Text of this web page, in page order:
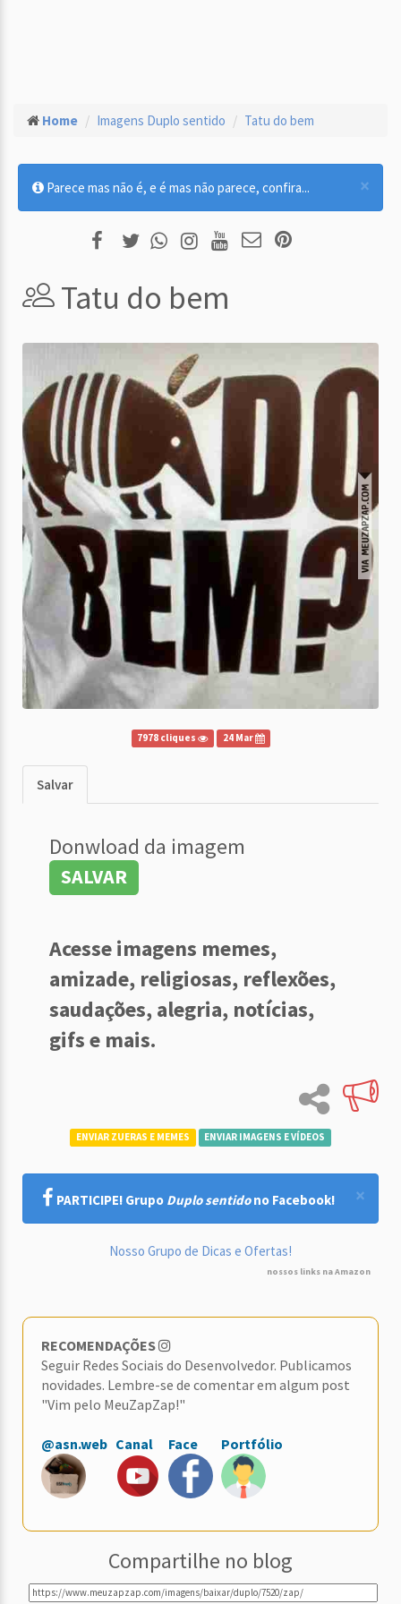
Home Imagens Duplo sentido Tatu do bem
×
Parece mas não é, e é mas não parece, confira...
Tatu do bem
7978 cliques 24 Mar
Salvar
Donwload da imagem
SALVAR
Acesse imagens memes,
amizade, religiosas, reflexões,
saudações, alegria, notícias,
gifs e mais.
ENVIAR ZUERAS E MEMES ENVIAR IMAGENS E VÍDEOS
×
PARTICIPE! Grupo Duplo sentidono Facebook!
Nosso Grupo de Dicas e Ofertas!
nossos links na Amazon
RECOMENDAÇÕES
Seguir Redes Sociais do Desenvolvedor. Publicamos
novidades. Lembre-se de comentar em algum post
"Vim pelo MeuZapZap!"
@asn.web Canal Face Portfólio
Compartilhe no blog